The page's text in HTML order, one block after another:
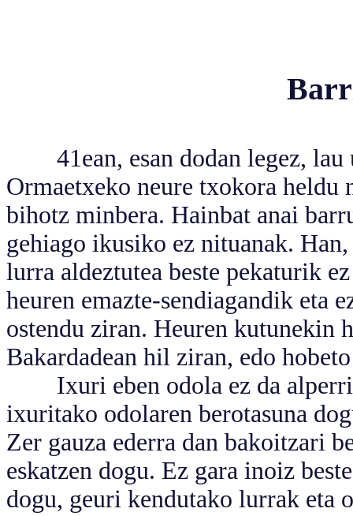
41ean, esan dodan legez, lau
Ormaetxeko neure txokora heldu
bihotz minbera. Hainbat anai
gehiago ikusiko ez nituanak.
lurra aldeztutea beste pekaturik
heuren emazte-sendiagandik eta
ostendu ziran. Heuren kutunekin
Bakardadean hil ziran, edo
Ixuri eben odola ez da
ixuritako odolaren berotasuna
Zer gauza ederra dan bakoitzari
eskatzen dogu. Ez gara inoiz
dogu, geuri kendutako lurrak eta